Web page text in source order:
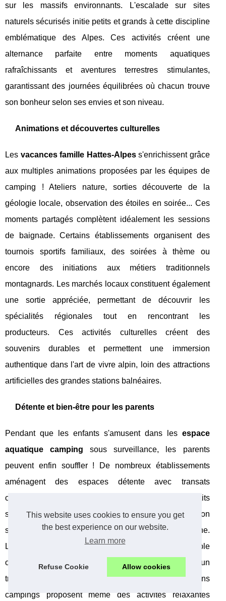
This website uses cookies to ensure you get
the best experience on our website.
Learn more
Refuse Cookie Allow cookies
sur les massifs environnants. L'escalade sur sites
naturels sécurisés initie petits et grands à cette discipline
emblématique des Alpes. Ces activités créent une
alternance parfaite entre moments aquatiques
rafraîchissants et aventures terrestres stimulantes,
garantissant des journées équilibrées où chacun trouve
son bonheur selon ses envies et son niveau.
Animations et découvertes culturelles
Les vacances famille Hattes-Alpess'enrichissent grâce
aux multiples animations proposées par les équipes de
camping ! Ateliers nature, sorties découverte de la
géologie locale, observation des étoiles en soirée... Ces
moments partagés complètent idéalement les sessions
de baignade. Certains établissements organisent des
tournois sportifs familiaux, des soirées à thème ou
encore des initiations aux métiers traditionnels
montagnards. Les marchés locaux constituent également
une sortie appréciée, permettant de découvrir les
spécialités régionales tout en rencontrant les
producteurs. Ces activités culturelles créent des
souvenirs durables et permettent une immersion
authentique dans l'art de vivre alpin, loin des attractions
artificielles des grandes stations balnéaires.
Détente et bien-être pour les parents
Pendant que les enfants s'amusent dans les espace
aquatique camping sous surveillance, les parents
peuvent enfin souffler ! De nombreux établissements
aménagent des espaces détente avec transats
confortables, zones ombragées et parfois même petits
services de bien-être. Ces moments de récupération
s'avèrent précieux lors de séjours actifs en montagne.
Lecture au soleil, sieste réparatrice ou simple
observation des jeux aquatiques des enfants... chacun
trouve sa façon de recharger les batteries. Certains
campings proposent même des activités relaxantes